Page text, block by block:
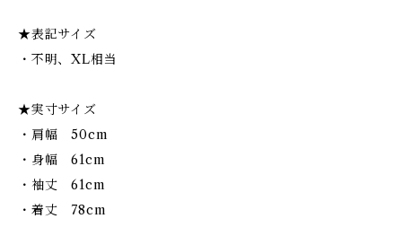
★表記サイズ
・不明、XL相当
★実寸サイズ
・肩幅 50cm
・身幅 61cm
・袖丈 61cm
・着丈 78cm